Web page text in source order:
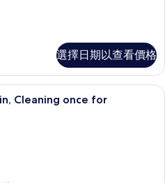
選擇日期以查看價格
豪華客房, 非吸煙房, 海景 (Train,
Cleaning once for